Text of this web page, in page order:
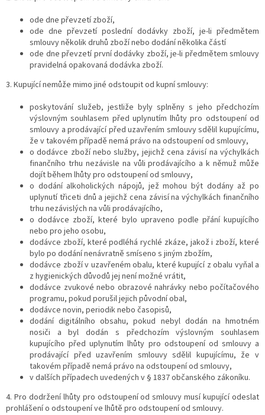
ode dne převzetí zboží,
ode dne převzetí poslední dodávky zboží, je-li předmětem
smlouvy několik druhů zboží nebo dodání několika částí
ode dne převzetí první dodávky zboží, je-li předmětem smlouvy
pravidelná opakovaná dodávka zboží.
3. Kupující nemůže mimo jiné odstoupit od kupní smlouvy:
poskytování služeb, jestliže byly splněny s jeho předchozím
výslovným souhlasem před uplynutím lhůty pro odstoupení od
smlouvy a prodávající před uzavřením smlouvy sdělil kupujícímu,
že v takovém případě nemá právo na odstoupení od smlouvy,
o dodávce zboží nebo služby, jejichž cena závisí na výchylkách
finančního trhu nezávisle na vůli prodávajícího a k němuž může
dojít během lhůty pro odstoupení od smlouvy,
o dodání alkoholických nápojů, jež mohou být dodány až po
uplynutí třiceti dnů a jejichž cena závisí na výchylkách finančního
trhu nezávislých na vůli prodávajícího,
o dodávce zboží, které bylo upraveno podle přání kupujícího
nebo pro jeho osobu,
dodávce zboží, které podléhá rychlé zkáze, jakož i zboží, které
bylo po dodání nenávratně smíseno s jiným zbožím,
dodávce zboží v uzavřeném obalu, které kupující z obalu vyňal a
z hygienických důvodů jej není možné vrátit,
dodávce zvukové nebo obrazové nahrávky nebo počítačového
programu, pokud porušil jejich původní obal,
dodávce novin, periodik nebo časopisů,
dodání digitálního obsahu, pokud nebyl dodán na hmotném
nosiči a byl dodán s předchozím výslovným souhlasem
kupujícího před uplynutím lhůty pro odstoupení od smlouvy a
prodávající před uzavřením smlouvy sdělil kupujícímu, že v
takovém případě nemá právo na odstoupení od smlouvy,
v dalších případech uvedených v § 1837 občanského zákoníku.
4. Pro dodržení lhůty pro odstoupení od smlouvy musí kupující odeslat
prohlášení o odstoupení ve lhůtě pro odstoupení od smlouvy.